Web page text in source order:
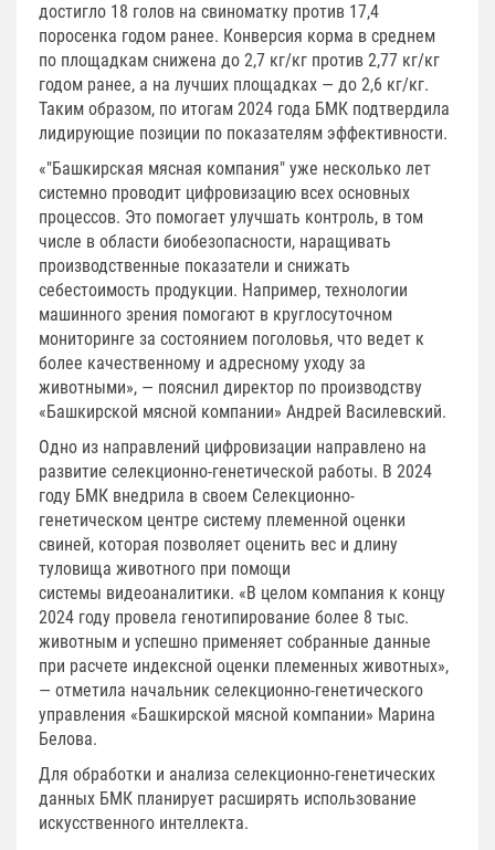
достигло 18 голов на свиноматку против 17,4
поросенка годом ранее. Конверсия корма в среднем
по площадкам снижена до 2,7 кг/кг против 2,77 кг/кг
годом ранее, а на лучших площадках — до 2,6 кг/кг.
Таким образом, по итогам 2024 года БМК подтвердила
лидирующие позиции по показателям эффективности.
«"Башкирская мясная компания" уже несколько лет
системно проводит цифровизацию всех основных
процессов. Это помогает улучшать контроль, в том
числе в области биобезопасности, наращивать
производственные показатели и снижать
себестоимость продукции. Например, технологии
машинного зрения помогают в круглосуточном
мониторинге за состоянием поголовья, что ведет к
более качественному и адресному уходу за
животными», — пояснил директор по производству
«Башкирской мясной компании» Андрей Василевский.
Одно из направлений цифровизации направлено на
развитие селекционно-генетической работы. В 2024
году БМК внедрила в своем Селекционно-
генетическом центре систему племенной оценки
свиней, которая позволяет оценить вес и длину
туловища животного при помощи
системы видеоаналитики. «В целом компания к концу
2024 году провела генотипирование более 8 тыс.
животным и успешно применяет собранные данные
при расчете индексной оценки племенных животных»,
— отметила начальник селекционно-генетического
управления «Башкирской мясной компании» Марина
Белова.
Для обработки и анализа селекционно-генетических
данных БМК планирует расширять использование
искусственного интеллекта.